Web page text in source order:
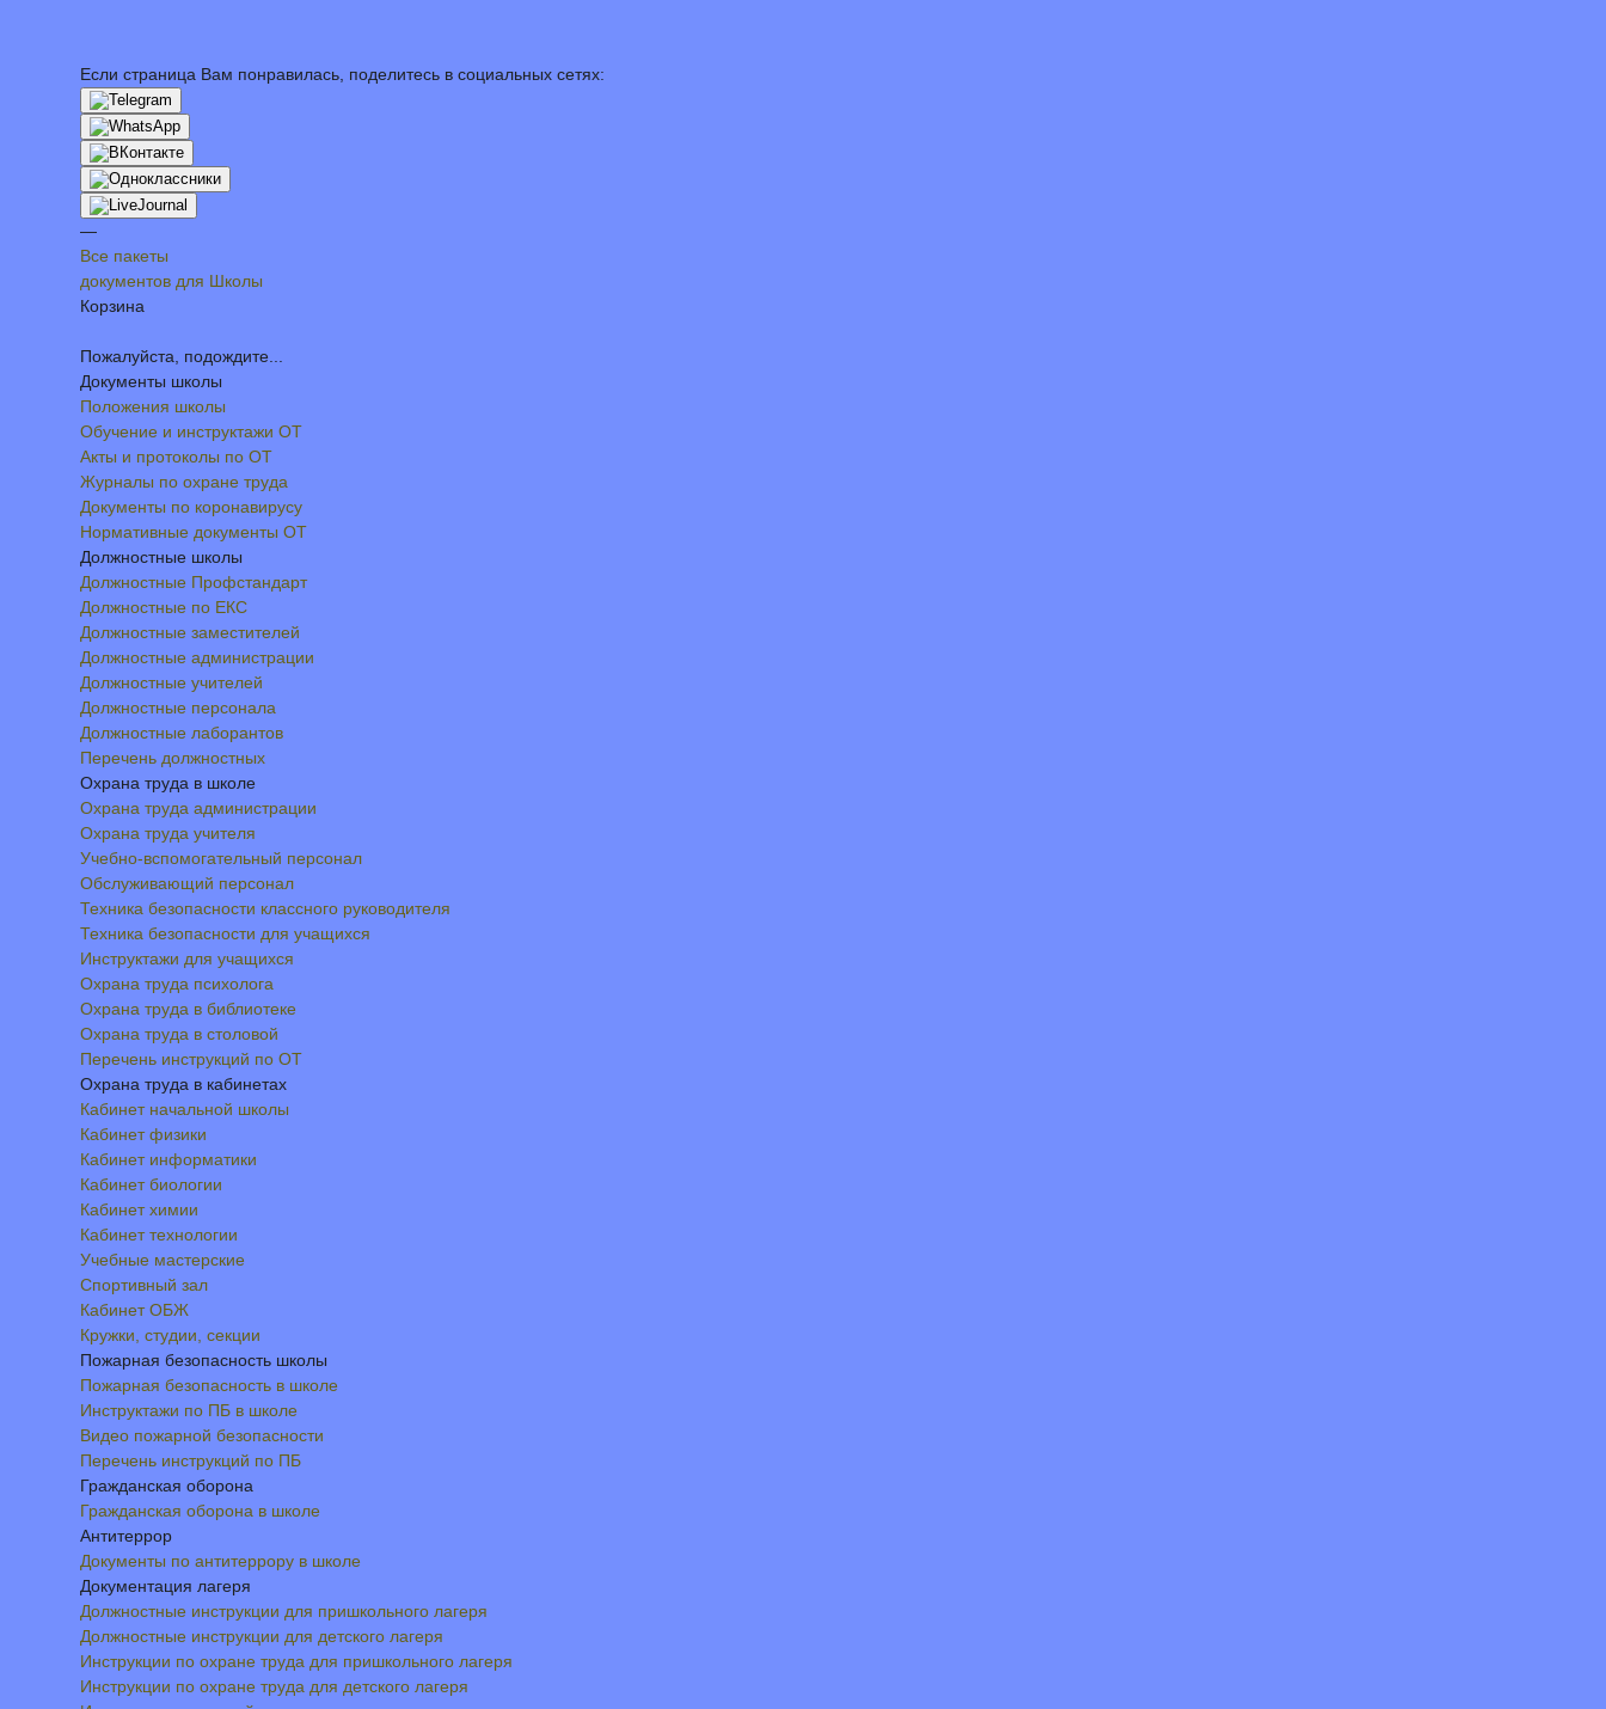
Если страница Вам понравилась, поделитесь в социальных сетях:
—
Все пакеты
документов для Школы
Корзина
Пожалуйста, подождите...
Документы школы
Положения школы
Обучение и инструктажи ОТ
Акты и протоколы по ОТ
Журналы по охране труда
Документы по коронавирусу
Нормативные документы ОТ
Должностные школы
Должностные Профстандарт
Должностные по ЕКС
Должностные заместителей
Должностные администрации
Должностные учителей
Должностные персонала
Должностные лаборантов
Перечень должностных
Охрана труда в школе
Охрана труда администрации
Охрана труда учителя
Учебно-вспомогательный персонал
Обслуживающий персонал
Техника безопасности классного руководителя
Техника безопасности для учащихся
Инструктажи для учащихся
Охрана труда психолога
Охрана труда в библиотеке
Охрана труда в столовой
Перечень инструкций по ОТ
Охрана труда в кабинетах
Кабинет начальной школы
Кабинет физики
Кабинет информатики
Кабинет биологии
Кабинет химии
Кабинет технологии
Учебные мастерские
Спортивный зал
Кабинет ОБЖ
Кружки, студии, секции
Пожарная безопасность школы
Пожарная безопасность в школе
Инструктажи по ПБ в школе
Видео пожарной безопасности
Перечень инструкций по ПБ
Гражданская оборона
Гражданская оборона в школе
Антитеррор
Документы по антитеррору в школе
Документация лагеря
Должностные инструкции для пришкольного лагеря
Должностные инструкции для детского лагеря
Инструкции по охране труда для пришкольного лагеря
Инструкции по охране труда для детского лагеря